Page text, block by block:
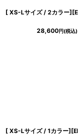
28,600円(税込)